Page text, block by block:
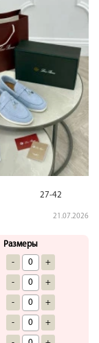
27-42
21.07.2026
Размеры
- +
- +
- +
- +